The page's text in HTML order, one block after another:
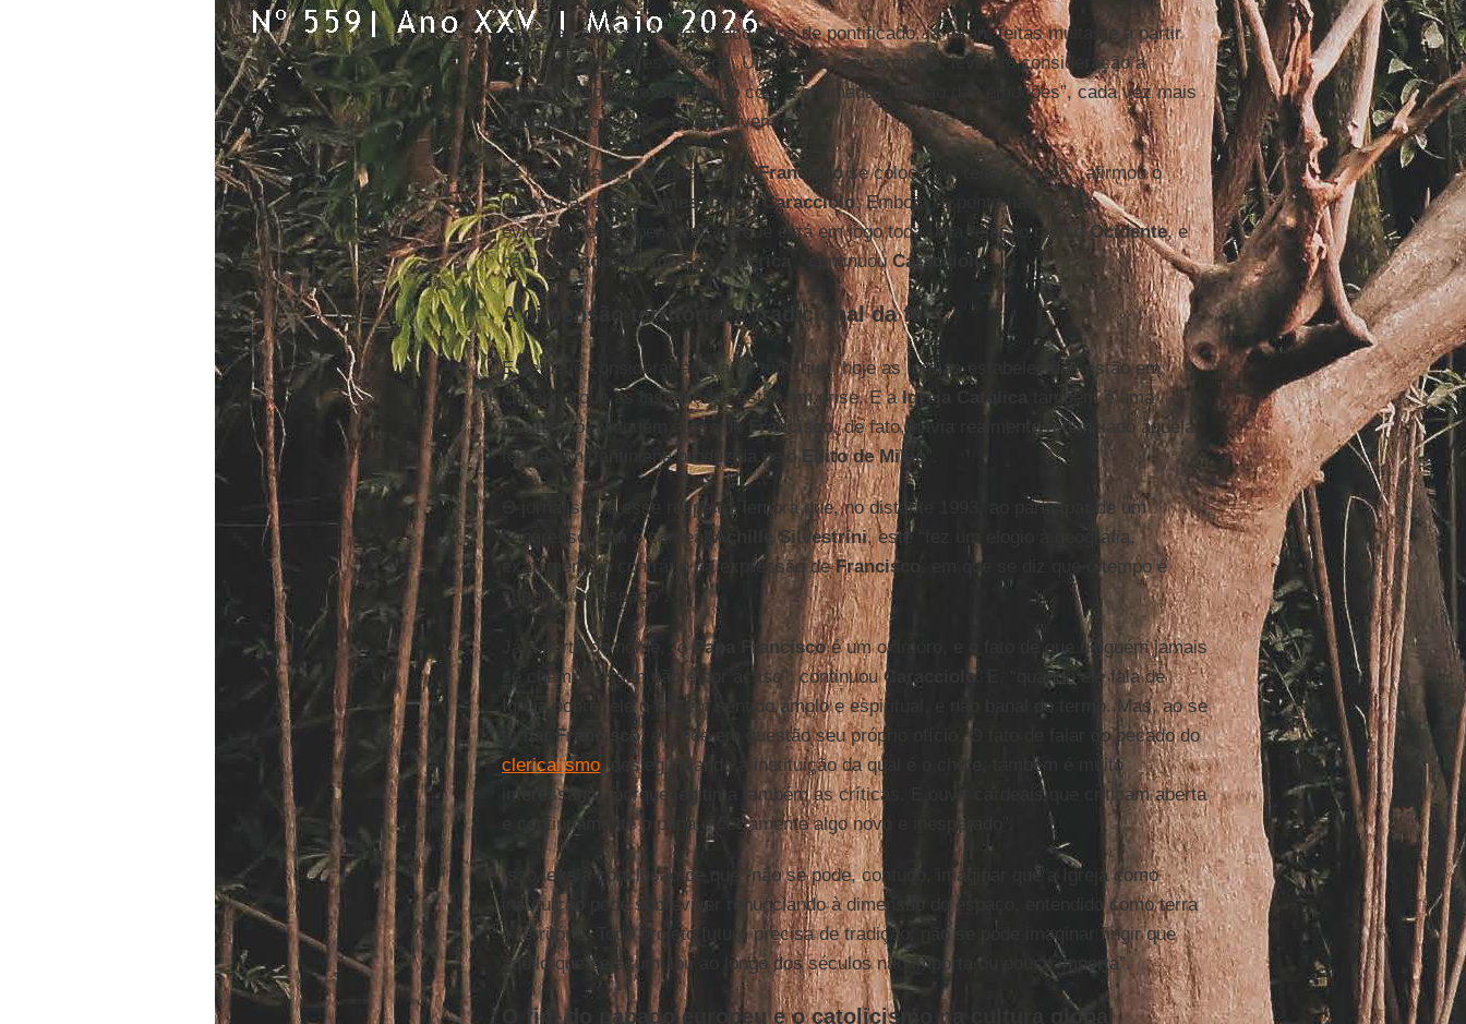
Sobre as avaliações dos cinco anos de pontificado, já foram feitas muitas e a partir
dos mais diferentes ângulos. Uma delas, por exemplo, leva em consideração a
relação do próprio
Bergogliocom a chamada “religião das emoções”, cada vez mais
difundida no tempo em que vivemos.
“É interessante entender comoFranciscose coloca em relação a ela”, afirmou o
diretor da revistaLimes,Lucio Caracciolo. Embora “o ponto não esteja
evidentemente apenas aí, porque está em jogo toda uma relação com oOcidente, e
há osEstados Unidos da América ”, continuouCaracciolo.
A dimensão territorial e tradicional da fé
E se deve considerar acima de tudo que “hoje as Igrejas estabelecidas estão em
crise, porque as instituições estão em crise. E aIgreja Católica
também é uma
instituição. Ninguém antes de Francisco, de fato, havia realmente renunciado àquela
forma constantiniana produzida pelo Edito de Milão
O jornalista, a esse respeito, lembra que, no distante 1993, ao participar de um
congresso com o cardeal Achille Silvestrini, este “fez um elogio à geografia,
exatamente o contrário da expressão deFrancisco
, em que se diz que o tempo é
superior ao espaço”.
Já a partir do nome, “oPapa Franciscoé um oximoro, e o fato de que ninguém jamais
se chamou assim não é por acaso”, continuouCaracciolo. E, “quando ele fala de
Igreja pobre, ele o faz em sentido amplo e espiritual, e não banal do termo. Mas, ao se
tornar Francisco, ele põe em questão seu próprio ofício. O fato de falar do pecado do
clericalismo, deslegitimando a instituição da qual é o chefe, também é muito
interessante, porque legitima também as críticas. E ouvir cardeais que criticam aberta
e continuamente o papa é certamente algo novo e inesperado”.
Isso leva à conclusão de que “não se pode, contudo, imaginar que a Igreja como
instituição pode sobreviver renunciando à dimensão do espaço, entendido como terra
e território. Todo projeto futuro precisa de tradição: não se pode imaginar fingir que
aquilo que se acumulou ao longo dos séculos não importa ou pouco importa”.
O fim do papado europeu e o catolicismo na cultura global